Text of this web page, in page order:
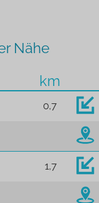
Nähe
km
0,7
1,7